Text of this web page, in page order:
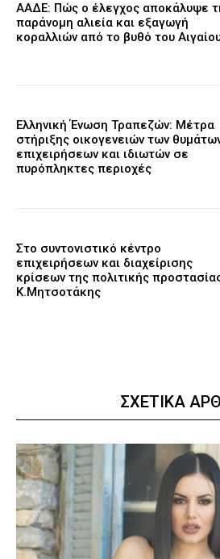
ΑΑΔΕ: Πώς ο έλεγχος αποκάλυψε
παράνομη αλιεία και εξαγωγή
κοραλλιών από το βυθό του
Ελληνική Ένωση Τραπεζών: Μέτρα
στήριξης οικογενειών των
επιχειρήσεων και ιδιωτών σε
πυρόπληκτες περιοχές
Στο συντονιστικό κέντρο
επιχειρήσεων και διαχείρισης
κρίσεων της πολιτικής
Κ.Μητσοτάκης
ΣΧΕΤΙΚΑ